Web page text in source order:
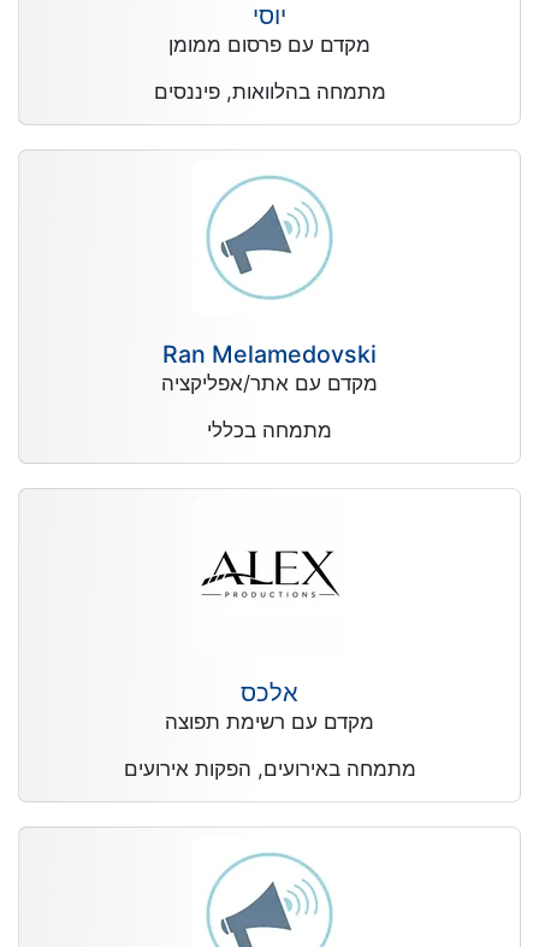
יוסי
מקדם עם פרסום ממומן
מתמחה בהלוואות, פיננסים
Ran Melamedovski
מקדם עם אתר/אפליקציה
מתמחה בכללי
אלכס
מקדם עם רשימת תפוצה
מתמחה באירועים, הפקות אירועים